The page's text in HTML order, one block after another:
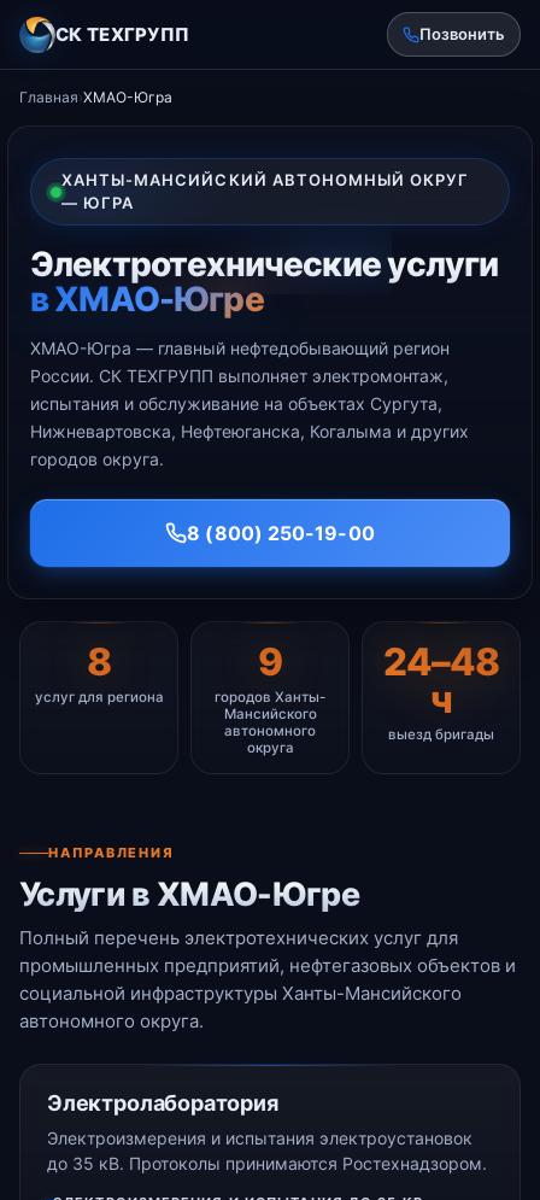
СК ТЕХГРУПП Позвонить
Главная›ХМАО-Югра
ХАНТЫ-МАНСИЙСКИЙ АВТОНОМНЫЙ ОКРУГ
— ЮГРА
Электротехнические услуги
в ХМАО-Югре
ХМАО-Югра — главный нефтедобывающий регион
России. СК ТЕХГРУПП выполняет электромонтаж,
испытания и обслуживание на объектах Сургута,
Нижневартовска, Нефтеюганска, Когалыма и других
городов округа.
8 (800) 250-19-00
8
услуг для региона
9
городов Ханты-
Мансийского
автономного
округа
24–48
ч
выезд бригады
НАПРАВЛЕНИЯ
Услуги в ХМАО-Югре
Полный перечень электротехнических услуг для
промышленных предприятий, нефтегазовых объектов и
социальной инфраструктуры Ханты-Мансийского
автономного округа.
Электролаборатория
Электроизмерения и испытания электроустановок
до 35 кВ. Протоколы принимаются Ростехнадзором.